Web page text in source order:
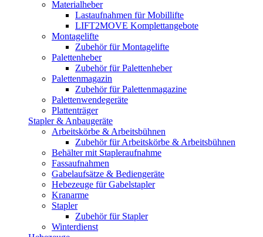
Materialheber
Lastaufnahmen für Mobillifte
LIFT2MOVE Komplettangebote
Montagelifte
Zubehör für Montagelifte
Palettenheber
Zubehör für Palettenheber
Palettenmagazin
Zubehör für Palettenmagazine
Palettenwendegeräte
Plattenträger
Stapler & Anbaugeräte
Arbeitskörbe & Arbeitsbühnen
Zubehör für Arbeitskörbe & Arbeitsbühnen
Behälter mit Stapleraufnahme
Fassaufnahmen
Gabelaufsätze & Bediengeräte
Hebezeuge für Gabelstapler
Kranarme
Stapler
Zubehör für Stapler
Winterdienst